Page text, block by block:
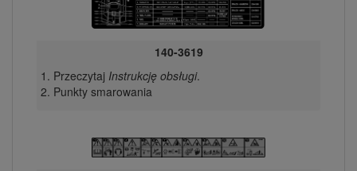
140-3619
Przeczytaj Instrukcję obsługi.
Punkty smarowania